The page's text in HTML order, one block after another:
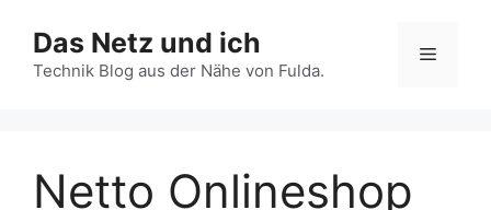
Inhalt
springen
Das Netz und ich
Technik Blog aus der Nähe von Fulda.
Menü
Netto Onlineshop